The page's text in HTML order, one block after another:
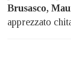
Brusasco,
apprezzato